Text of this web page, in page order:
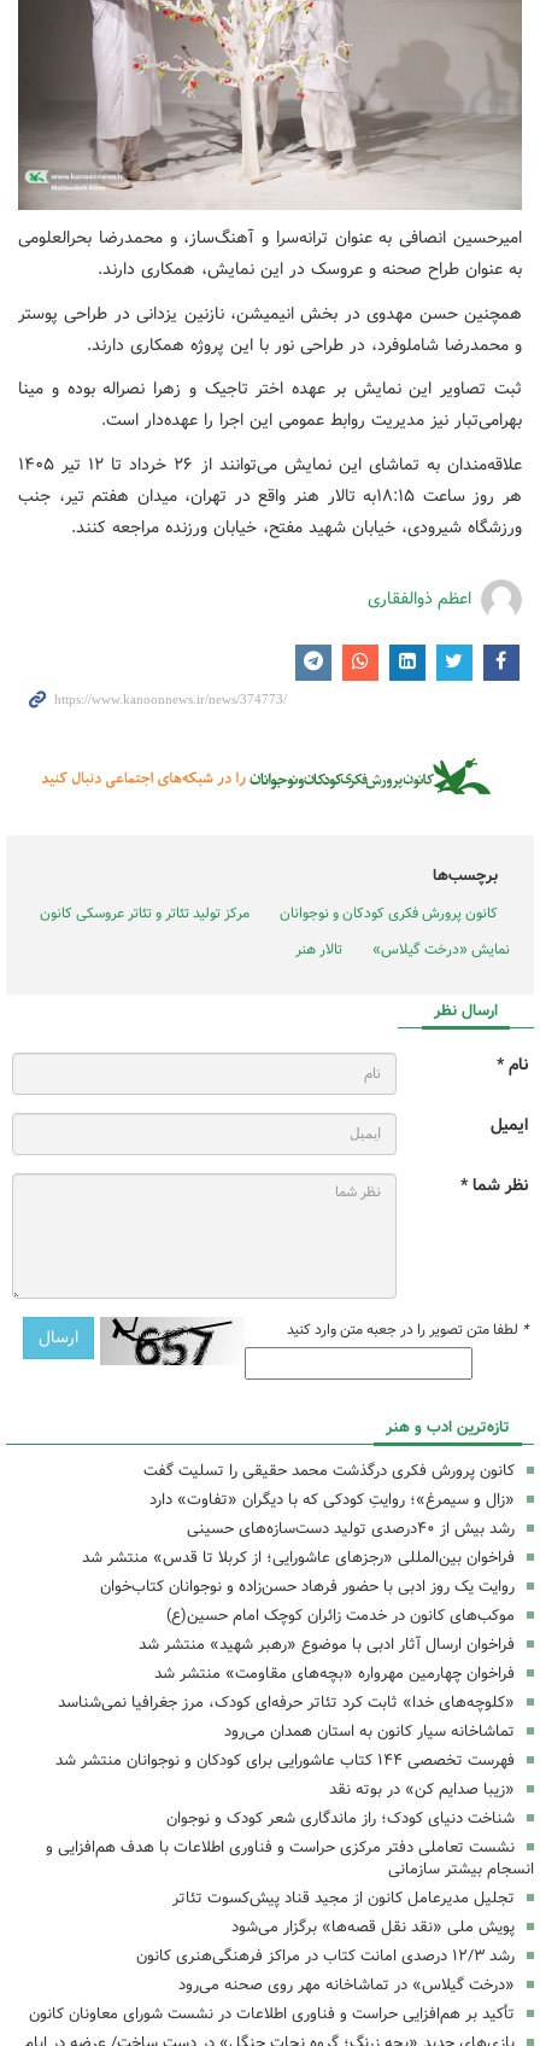
امیرحسین انصافی به عنوان ترانه‌سرا و آهنگ‌ساز، و محمدرضا بحرالعلومی
به عنوان طراح صحنه و عروسک در این نمایش، همکاری دارند.
همچنین حسن مهدوی در بخش انیمیشن، نازنین یزدانی در طراحی پوستر
و محمدرضا شاملوفرد، در طراحی نور با این پروژه همکاری دارند.
ثبت تصاویر این نمایش بر عهده اختر تاجیک و زهرا نصراله بوده و مینا
بهرامی‌تبار نیز مدیریت روابط عمومی این اجرا را عهده‌دار است.
علاقه‌مندان به تماشای این نمایش می‌توانند از ۲۶ خرداد تا ۱۲ تیر ۱۴۰۵
هر روز ساعت ۱۸:۱۵به تالار هنر واقع در تهران، میدان هفتم تیر، جنب
ورزشگاه شیرودی، خیابان شهید مفتح، خیابان ورزنده مراجعه کنند.
اعظم ذوالفقاری
برچسب‌ها
کانون پرورش فکری کودکان و نوجوانان
مرکز تولید تئاتر و تئاتر عروسکی کانون
نمایش «درخت گیلاس»
تالار هنر
ارسال نظر
نام *
ایمیل
نظر شما *
* لطفا متن تصویر را در جعبه متن وارد کنید
تازه‌ترین ادب و هنر
کانون پرورش فکری درگذشت محمد حقیقی را تسلیت گفت
«زال و سیمرغ»؛ روایتِ کودکی که با دیگران «تفاوت» دارد
رشد بیش از ۴۰درصدی تولید دست‌سازه‌های حسینی
فراخوان بین‌المللی «رجزهای عاشورایی؛ از کربلا تا قدس» منتشر شد
روایت یک روز ادبی با حضور فرهاد حسن‌زاده و نوجوانان کتاب‌خوان
موکب‌های کانون در خدمت زائران کوچک امام حسین(ع)
فراخوان ارسال آثار ادبی با موضوع «رهبر شهید» منتشر شد
فراخوان چهارمین مهرواره «بچه‌های مقاومت» منتشر شد
«کلوچه‌های خدا» ثابت کرد تئاتر حرفه‌ای کودک، مرز جغرافیا نمی‌شناسد
تماشاخانه سیار کانون به استان همدان می‌رود
فهرست تخصصی ۱۴۴ کتاب عاشورایی برای کودکان و نوجوانان منتشر شد
«زیبا صدایم کن» در بوته نقد
شناخت دنیای کودک؛ راز ماندگاری شعر کودک و نوجوان
نشست تعاملی دفتر مرکزی حراست و فناوری اطلاعات با هدف هم‌افزایی و
انسجام بیشتر سازمانی
تجلیل مدیرعامل کانون از مجید قناد پیش‌کسوت تئاتر
پویش ملی «نقد نقل قصه‌ها» برگزار می‌شود
رشد ۱۲/۳ درصدی امانت کتاب در مراکز فرهنگی‌هنری کانون
«درخت گیلاس» در تماشاخانه مهر روی صحنه می‌رود
تأکید بر هم‌افزایی حراست و فناوری اطلاعات در نشست شورای معاونان کانون